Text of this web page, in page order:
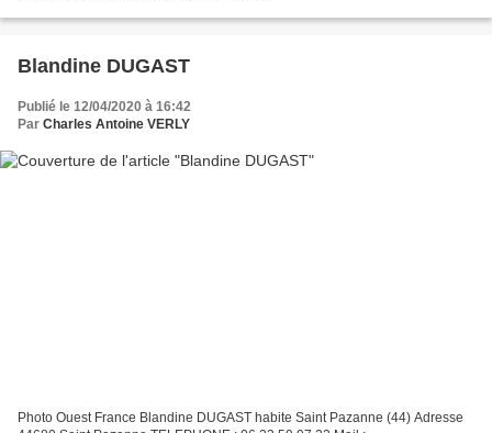
Blandine DUGAST
Publié le 12/04/2020 à 16:42
Par Charles Antoine VERLY
Photo Ouest France Blandine DUGAST habite Saint Pazanne (44) Adresse